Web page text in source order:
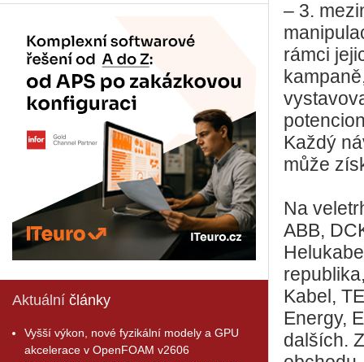
Aktuální články
Vyšší výkon, nové fyzikální modely a GPU
akcelerace v OpenFOAM v2606
– 3.
rámci
Každý
může
Na
ABB,
Kabel,
Energy,
dalších.